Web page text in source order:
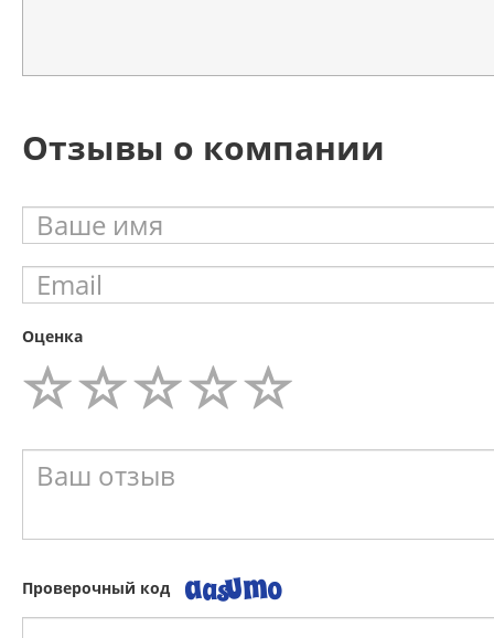
Отзывы о компании
Оценка
Проверочный код